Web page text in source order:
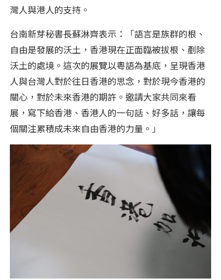
灣人與港人的支持。
台南新芽秘書長蘇淋齊表示：「語言是族群的根、
自由是發展的沃土，香港現在正面臨被拔根、剷除
沃土的處境。這次的展覽以粵語為基底，呈現香港
人與台灣人對於往日香港的思念，對於現今香港的
關心，對於未來香港的期許。邀請大家共同來看
展，寫下給香港、香港人的一句話、好多話，讓每
個關注累積成未來自由香港的力量。」